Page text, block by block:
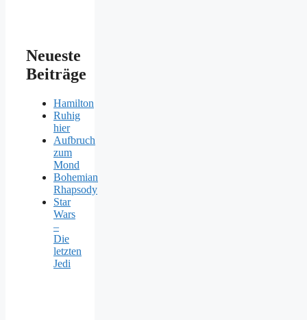
Neueste
Beiträge
Hamilton
Ruhig
hier
Aufbruch
zum
Mond
Bohemian
Rhapsody
Star
Wars
–
Die
letzten
Jedi